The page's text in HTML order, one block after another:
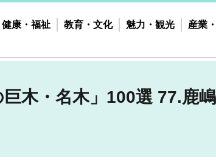
健康・福祉 教育・文化 魅力・観光 産業
巨木・名木」100選 77.鹿